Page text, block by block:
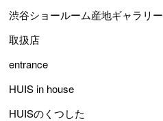
渋谷ショールーム産地ギャラリー
取扱店
entrance
HUIS in house
HUISのくつした